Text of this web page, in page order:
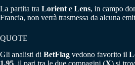
La partita tra Lorient e Lens, in campo
Francia, non verrà trasmessa da alcuna
QUOTE
Gli analisti di BetFlag vedono favorito il
1,95, il pari tra le due compagini (X) si